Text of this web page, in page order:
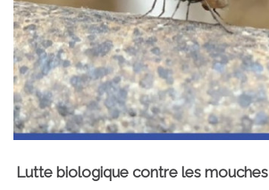
Lutte biologique contre les mouches